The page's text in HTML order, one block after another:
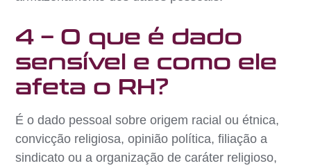
4 – O que é dado
sensível e como ele
afeta o RH?
É o dado pessoal sobre origem racial ou étnica,
convicção religiosa, opinião política, filiação a
sindicato ou a organização de caráter religioso,